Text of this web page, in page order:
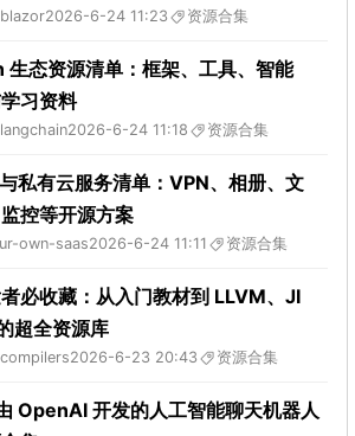
2026-6-24 11:23 资源合集
态资源清单：框架、工具、智能
习资料
2026-6-24 11:18 资源合集
私有云服务清单：VPN、相册、文
控等开源方案
own-saas2026-6-24 11:11 资源合集
必收藏：从入门教材到 LLVM、JI
超全资源库
2026-6-23 20:43 资源合集
OpenAI 开发的人工智能聊天机器人